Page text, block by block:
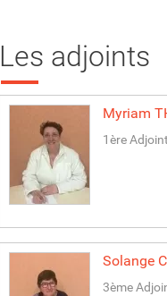
Les adjoints
Myriam
1ère
Solange
3ème